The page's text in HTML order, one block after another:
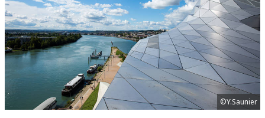
©Y.Saunier